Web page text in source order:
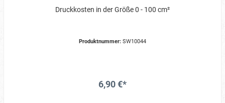
Druckkosten in der Größe 0 - 100 cm²
Produktnummer: SW10044
6,90 €*